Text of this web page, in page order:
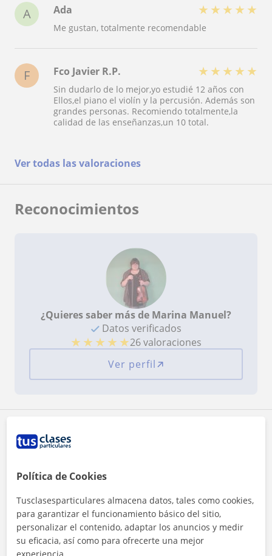
A Ada ★ ★ ★ ★ ★
Me gustan, totalmente recomendable
F Fco Javier R.P. ★ ★ ★ ★ ★
Sin dudarlo de lo mejor,yo estudié 12 años con
Ellos,el piano el violín y la percusión. Además son
grandes personas. Recomiendo totalmente,la
calidad de las enseñanzas,un 10 total.
Ver todas las valoraciones
Reconocimientos
¿Quieres saber más de Marina Manuel?
Datos verificados
★ ★ ★ ★ ★26 valoraciones
Ver perfil
Zona de Marina Manuel
+ −
Política de Cookies
Tusclasesparticulares almacena datos, tales como cookies,
para garantizar el funcionamiento básico del sitio,
personalizar el contenido, adaptar los anuncios y medir
su eficacia, así como para ofrecerte una mejor
experiencia.